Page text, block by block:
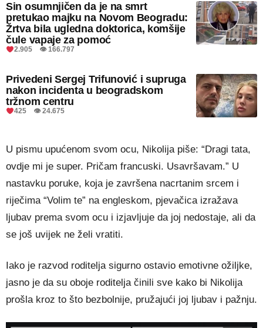
Sin osumnjičen da je na smrt
pretukao majku na Novom Beogradu:
Žrtva bila ugledna doktorica, komšije
čule vapaje za pomoć
2.905 👁 166.797
Privedeni Sergej Trifunović i supruga
nakon incidenta u beogradskom
tržnom centru
425 👁 24.675
U pismu upućenom svom ocu, Nikolija piše: “Dragi tata,
ovdje mi je super. Pričam francuski. Usavršavam.” U
nastavku poruke, koja je završena nacrtanim srcem i
riječima “Volim te” na engleskom, pjevačica izražava
ljubav prema svom ocu i izjavljuje da joj nedostaje, ali da
se još uvijek ne želi vratiti.
Iako je razvod roditelja sigurno ostavio emotivne ožiljke,
jasno je da su oboje roditelja činili sve kako bi Nikolija
prošla kroz to što bezbolnije, pružajući joj ljubav i pažnju.